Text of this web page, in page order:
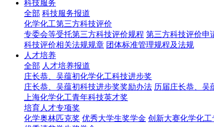
科技服务
全部 科技服务报道
化学化工第三方科技评价
专委会等受托第三方科技评价规程 第三方科技评价申
科技评价相关法规规章 团体标准管理规程及法规
人才培养
全部 人才培养报道
庄长恭、吴蕴初化学化工科技进步奖
庄长恭、吴蕴初科技进步奖奖励办法 历届庄长恭、吴
上海化学化工青年科技英才奖
培育人才专项奖
化学奥林匹克奖 优秀大学生奖学金 创新大赛化学化工